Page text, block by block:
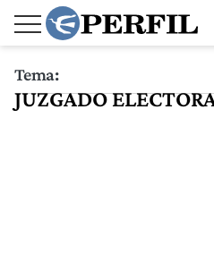
Tema:
JUZGADO